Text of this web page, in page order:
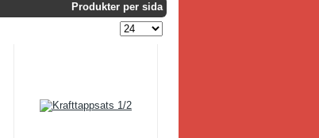
Produkter per sida